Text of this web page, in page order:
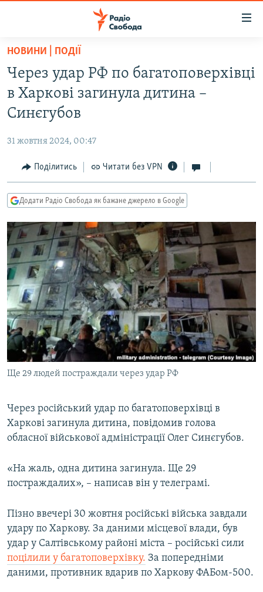
Перейти
основного
матеріалу
Перейти
до
основної
Перейти
до
пошуку
ВСЕ ЗА ДОБУ
СТАТТІ
СУСПІЛЬСТВО
УКРАЇНА
СВІТ
РОСІЙСЬКА «ФІЛЬТРАЦІЯ»
ДОНБАС.РЕАЛІЇ
ТИ ЯК?
СХЕМИ
КИТАЙ.ВИКЛИКИ
МУЛЬТИМЕДІА
ФОТО
СПЕЦПРОЄКТИ
ПОДКАСТИ
КРИМ РЕАЛІЇ
УКР
КТАТ
Усі сайти RFE/RL
НОВИНИ | ПОДІЇ
Через удар РФ по багатоповерхівці
в Харкові загинула дитина –
Синєгубов
31 жовтня 2024, 00:47
Поділитись Читати без VPN
Додати Радіо Свобода як бажане джерело в Google
Ще 29 людей постраждали через удар РФ
Через російський удар по багатоповерхівці в
Харкові загинула дитина, повідомив голова
обласної військової адміністрації Олег Синєгубов.
«На жаль, одна дитина загинула. Ще 29
постраждалих», – написав він у телеграмі.
Пізно ввечері 30 жовтня російські війська завдали
удару по Харкову. За даними місцевої влади, був
удар у Салтівському районі міста – російські сили
поцілили у багатоповерхівку. За попередніми
даними, противник вдарив по Харкову ФАБом-500.